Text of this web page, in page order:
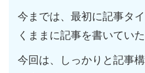
今までは、最初に記事タ
くままに記事を書いていた
今回は、しっかりと記事